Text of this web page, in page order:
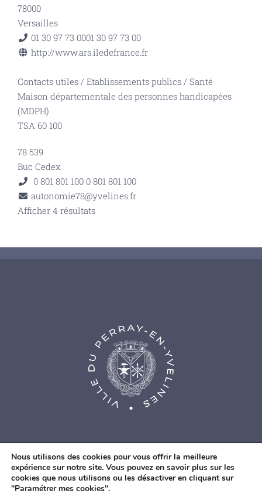
78000
Versailles
01 30 97 73 0001 30 97 73 00
http://www.ars.iledefrance.fr
Contacts utiles / Etablissements publics / Santé
Maison départementale des personnes handicapées
(MDPH)
TSA 60 100
78 539
Buc Cedex
0 801 801 1000 801 801 100
autonomie78@yvelines.fr
Afficher 4 résultats
© Agence Web Fidesio|Mentions légales|Politique de
Nous utilisons des cookies pour vous offrir la meilleure
expérience sur notre site. Vous pouvez en savoir plus sur les
cookies que nous utilisons ou les désactiver en cliquant sur
"Paramétrer mes cookies".